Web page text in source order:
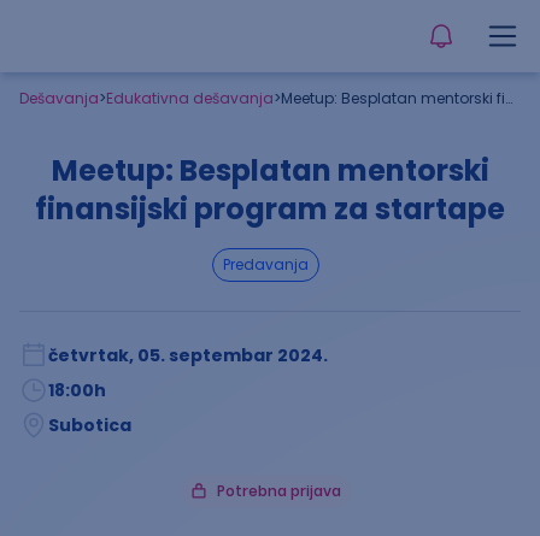
Dešavanja>Edukativna dešavanja> Meetup: Besplatan mentorski finansijski program za startape
Meetup: Besplatan mentorski
finansijski program za startape
predavanja
četvrtak, 05. septembar 2024.
18:00h
Subotica
Potrebna prijava